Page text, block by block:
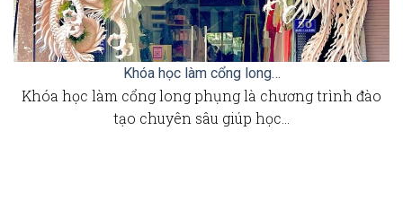
Khóa học làm cổng long…
Khóa học làm cổng long phụng là chương trình đào
tạo chuyên sâu giúp học…